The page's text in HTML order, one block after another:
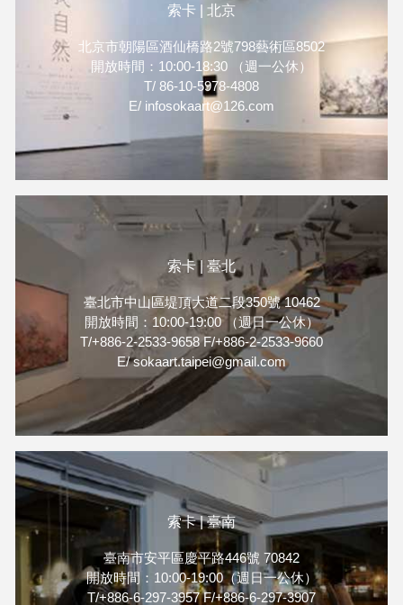
索卡 | 北京
北京市朝陽區酒仙橋路2號798藝術區8502
開放時間：10:00-18:30 （週一公休）
T/ 86-10-5978-4808
E/ infosokaart@126.com
索卡 | 臺北
臺北市中山區堤頂大道二段350號 10462
開放時間：10:00-19:00 （週日一公休）
T/+886-2-2533-9658 F/+886-2-2533-9660
E/ sokaart.taipei@gmail.com
索卡 | 臺南
臺南市安平區慶平路446號 70842
開放時間：10:00-19:00（週日一公休）
T/+886-6-297-3957 F/+886-6-297-3907